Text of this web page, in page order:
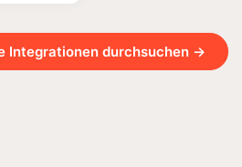
Integrationen durchsuchen →